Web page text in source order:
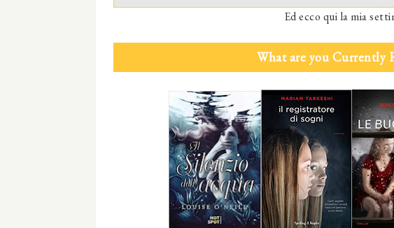
Ed ecco qui la mia
What are you Currently